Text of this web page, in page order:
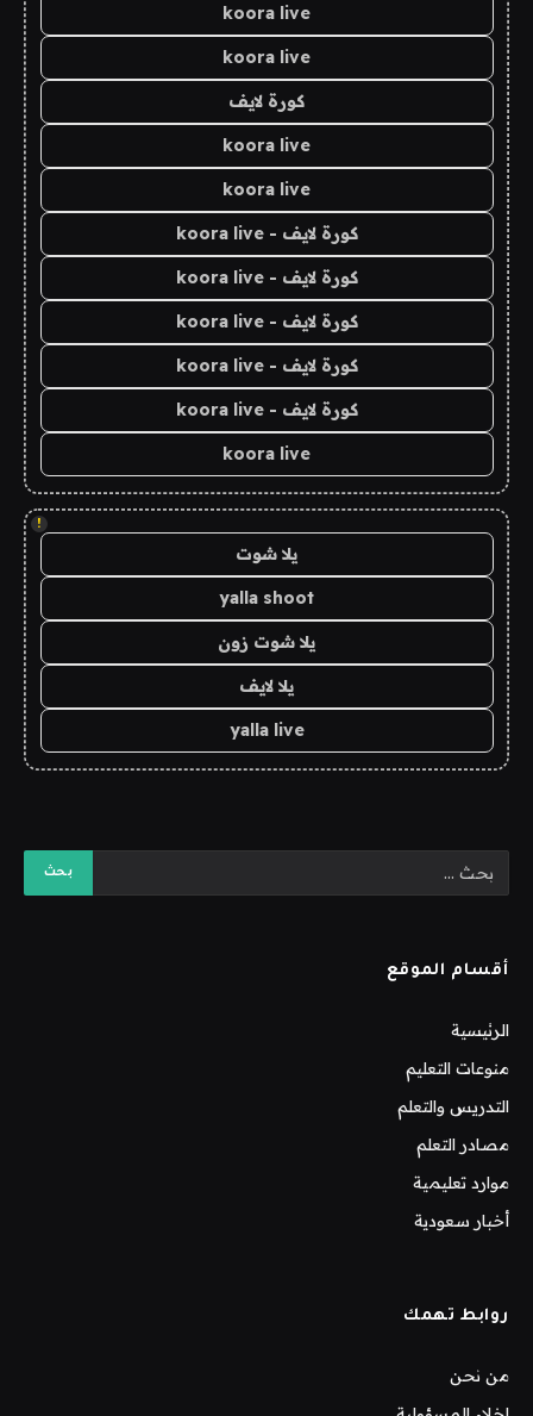
koora live
koora live
كورة لايف
koora live
koora live
كورة لايف - koora live
كورة لايف - koora live
كورة لايف - koora live
كورة لايف - koora live
كورة لايف - koora live
koora live
!
يلا شوت
yalla shoot
يلا شوت زون
يلا لايف
yalla live
أقسام الموقع
الرئيسية
منوعات التعليم
التدريس والتعلم
مصادر التعلم
موارد تعليمية
أخبار سعودية
روابط تهمك
من نحن